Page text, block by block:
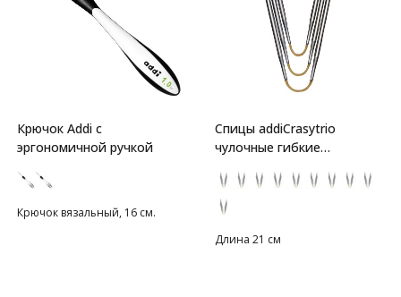
Крючок Addi с
эргономичной ручкой
Крючок вязальный, 16 см.
Спицы addiCrasytrio
чулочные гибкие
Длина 21 см